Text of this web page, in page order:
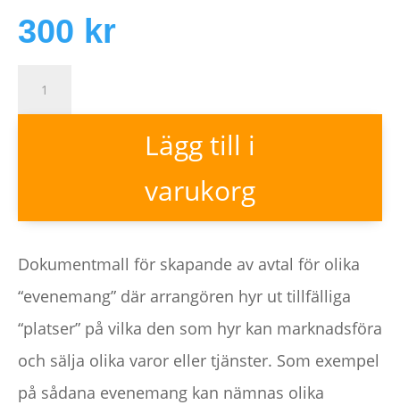
300 kr
Mall
-
Lägg till i
varukorg
Dokumentmall för skapande av avtal för olika
“evenemang” där arrangören hyr ut tillfälliga
“platser” på vilka den som hyr kan marknadsföra
och sälja olika varor eller tjänster. Som exempel
på sådana evenemang kan nämnas olika